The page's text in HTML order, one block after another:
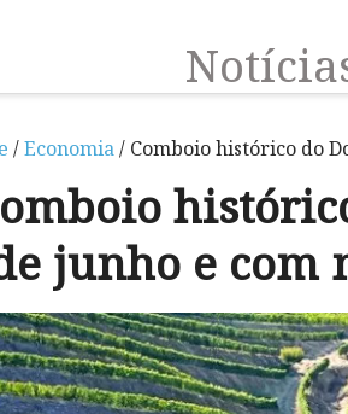
/Economia/ Comboio histórico do
junho e com